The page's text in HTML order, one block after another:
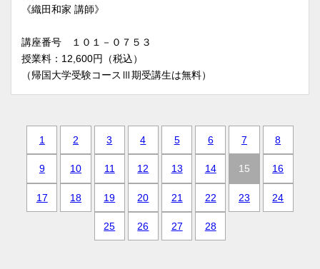
《織田和家 講師》
講座番号 １０１－０７５３
授業料：12,600円（税込）
（帰国大学受験コースⅢ期受講生は無料）
1 2 3 4 5 6 7 8
9 10 11 12 13 14 15 16
17 18 19 20 21 22 23 24
25 26 27 28